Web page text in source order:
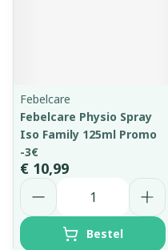
Febelcare
Febelcare Physio Spray
Iso Family 125ml Promo
-3€
€ 10,99
Aantal
Bestel